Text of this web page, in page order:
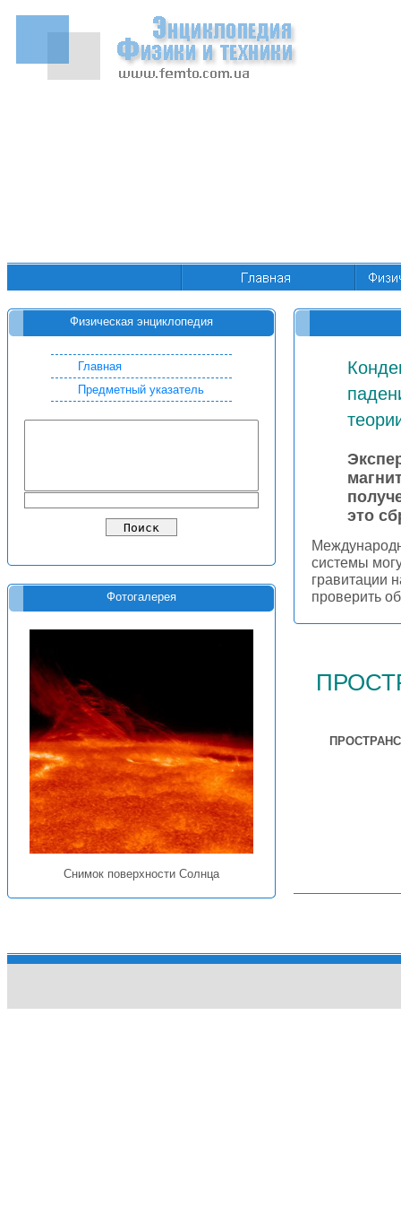
Физическая энциклопедия
Главная
Предметный указатель
Фотогалерея
Снимок поверхности Солнца
это
системы
гравитации
проверить